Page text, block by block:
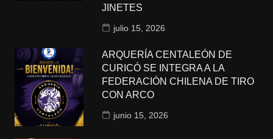
JINETES
julio 15, 2026
ARQUERÍA CENTALEÓN DE
CURICÓ SE INTEGRA A LA
FEDERACIÓN CHILENA DE TIRO
CON ARCO
junio 15, 2026